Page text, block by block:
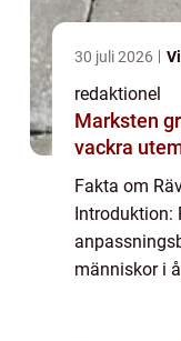
30 juli 2026
redaktionel
Marksten grunden för hållbara och
vackra
Fakta om
Introduktion:
människor i